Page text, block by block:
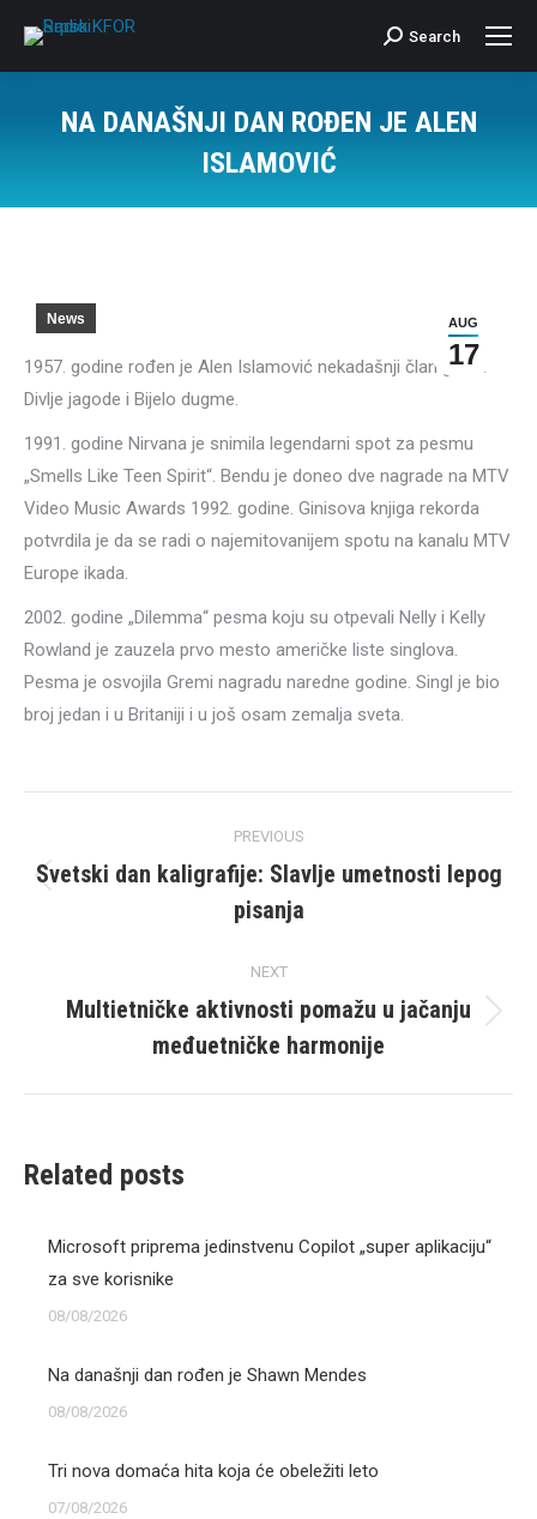
Search:
Search
NA DANAŠNJI DAN ROĐEN JE ALEN
ISLAMOVIĆ
AUG
17
News
1957. godine rođen je Alen Islamović nekadašnji član grupa
Divlje jagode i Bijelo dugme.
1991. godine Nirvana je snimila legendarni spot za pesmu
„Smells Like Teen Spirit“. Bendu je doneo dve nagrade na MTV
Video Music Awards 1992. godine. Ginisova knjiga rekorda
potvrdila je da se radi o najemitovanijem spotu na kanalu MTV
Europe ikada.
2002. godine „Dilemma“ pesma koju su otpevali Nelly i Kelly
Rowland je zauzela prvo mesto američke liste singlova.
Pesma je osvojila Gremi nagradu naredne godine. Singl je bio
broj jedan i u Britaniji i u još osam zemalja sveta.
navigation
PREVIOUS
Previous
post:
Svetski dan kaligrafije: Slavlje umetnosti lepog
pisanja
NEXT
Next
post:
Multietničke aktivnosti pomažu u jačanju
međuetničke harmonije
Related posts
Microsoft priprema jedinstvenu Copilot „super aplikaciju“
za sve korisnike
08/08/2026
Na današnji dan rođen je Shawn Mendes
08/08/2026
Tri nova domaća hita koja će obeležiti leto
07/08/2026